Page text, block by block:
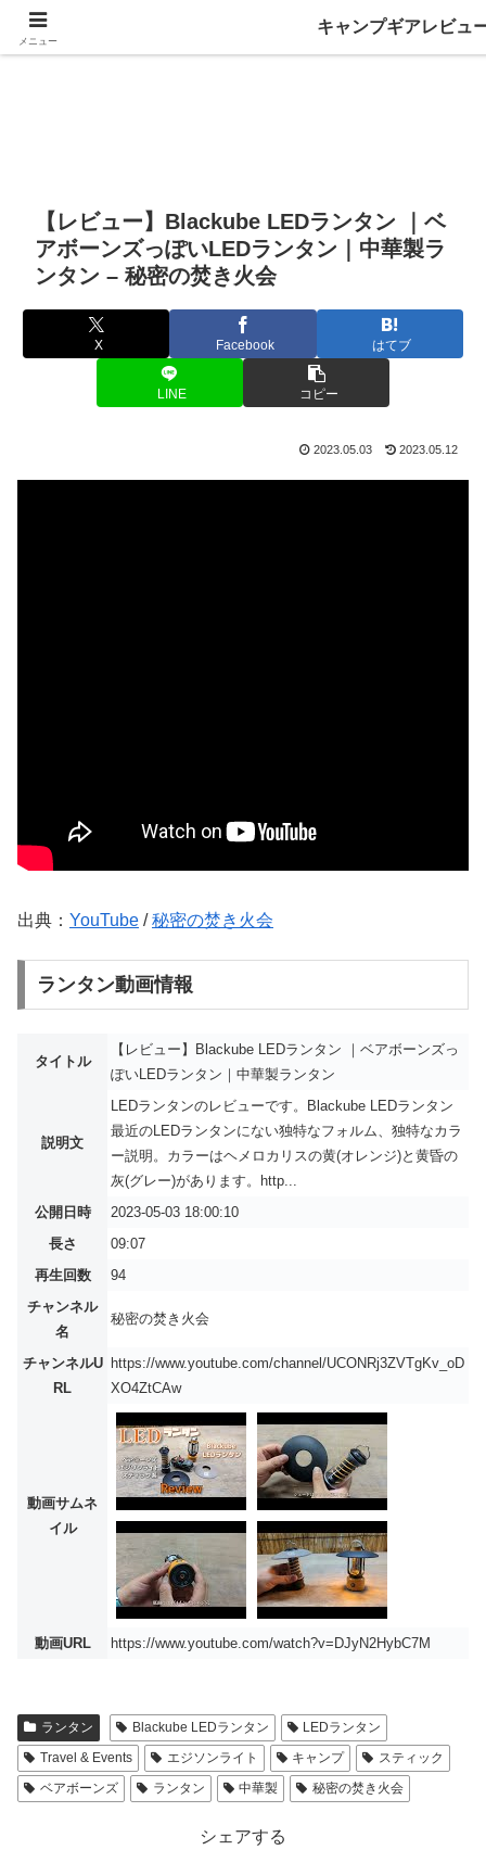
【レビュー】Blackube LEDランタン ｜ベ
アボーンズっぽいLEDランタン｜中華製ラ
ンタン – 秘密の焚き火会
X Facebook はてブ
LINE コピー
2023.05.03 2023.05.12
出典： YouTube /秘密の焚き火会
ランタン動画情報
タイトル
【レビュー】Blackube LEDランタン ｜ベアボーンズっ
ぽいLEDランタン｜中華製ランタン
説明文
LEDランタンのレビューです。Blackube LEDランタン
最近のLEDランタンにない独特なフォルム、独特なカラ
ー説明。カラーはヘメロカリスの黄(オレンジ)と黄昏の
灰(グレー)があります。http...
公開日時
2023-05-03 18:00:10
長さ
09:07
再生回数
94
チャンネル
名
秘密の焚き火会
チャンネルU
RL
https://www.youtube.com/channel/UCONRj3ZVTgKv_oD
XO4ZtCAw
動画サムネ
イル
動画URL https://www.youtube.com/watch?v=DJyN2HybC7M
ランタン Blackube LEDランタン
LEDランタン
Travel & Events
エジソンライト キャンプ
スティック
ベアボーンズ
ランタン 中華製 秘密の焚き火会
シェアする
メニュー
キャンプギアレビュ